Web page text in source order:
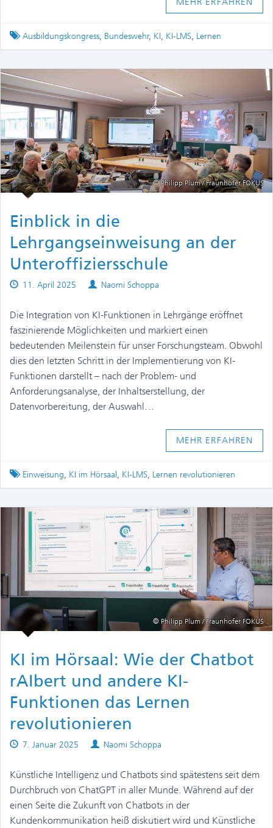
Tagged
Ausbildungskongress, Bundeswehr, KI, KI-LMS, Lernen
© Philipp Plum / Fraunhofer FOKUS
Einblick in die
Lehrgangseinweisung an der
Unteroffiziersschule
Published
11. April 2025 Authors
Naomi Schoppa
Die Integration von KI-Funktionen in Lehrgänge eröffnet
faszinierende Möglichkeiten und markiert einen
bedeutenden Meilenstein für unser Forschungsteam. Obwohl
dies den letzten Schritt in der Implementierung von KI-
Funktionen darstellt – nach der Problem- und
Anforderungsanalyse, der Inhaltserstellung, der
Datenvorbereitung, der Auswahl…
MEHR ERFAHREN
Tagged
Einweisung, KI im Hörsaal , KI-LMS, Lernen revolutionieren
© Philipp Plum / Fraunhofer FOKUS
KI im Hörsaal: Wie der Chatbot
rAIbert und andere KI-
Funktionen das Lernen
revolutionieren
Published
7. Januar 2025 Authors
Naomi Schoppa
Künstliche Intelligenz und Chatbots sind spätestens seit dem
Durchbruch von ChatGPT in aller Munde. Während auf der
einen Seite die Zukunft von Chatbots in der
Kundenkommunikation heiß diskutiert wird und Künstliche